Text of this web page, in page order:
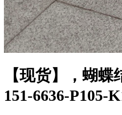
【现货】，蝴
151-6636-P105-